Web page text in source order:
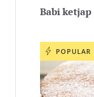
Babi ketjap
POPULAR